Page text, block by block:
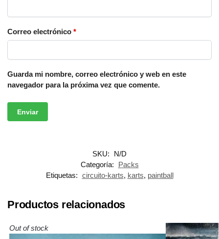
Correo electrónico *
Guarda mi nombre, correo electrónico y web en este
navegador para la próxima vez que comente.
SKU:
N/D
Categoría:
Packs
Etiquetas: circuito-karts, karts, paintball
Productos relacionados
Out of stock